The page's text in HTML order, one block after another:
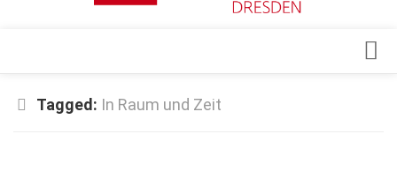
Top Gesundheitsforum Dresden / Ostsachsen
Tagged: In Raum und Zeit